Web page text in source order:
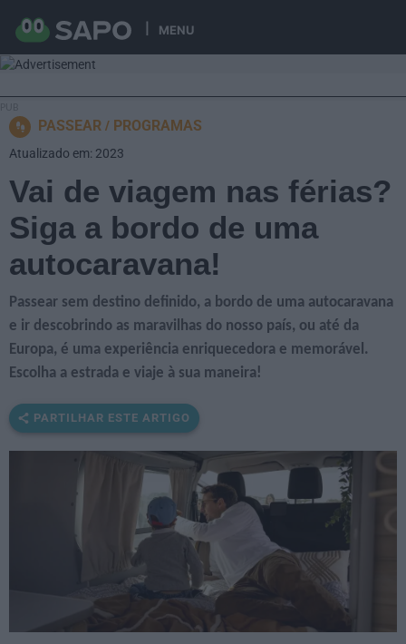
MENU
PASSEAR PROGRAMAS
Vai de viagem nas férias?
Siga a bordo de uma
autocaravana!
Passear sem destino definido, a bordo de uma autocaravana
e ir descobrindo as maravilhas do nosso país, ou até da
Europa, é uma experiência enriquecedora e memorável.
Escolha a estrada e viaje à sua maneira!
PARTILHAR ESTE ARTIGO
Atualizado em: 2023